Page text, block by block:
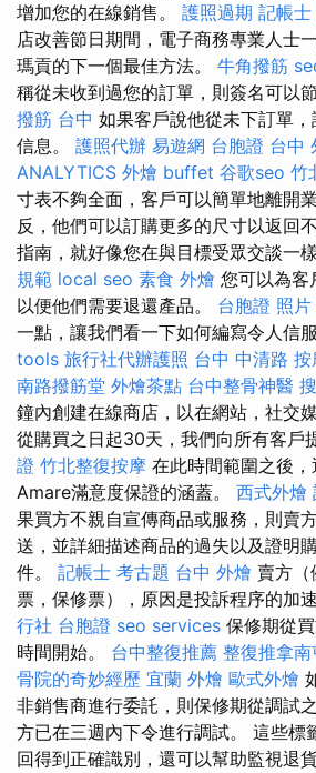
增加您的在線銷售。 護照過期 記帳
店改善節日期間，電子商務專業人士
瑪貢的下一個最佳方法。 牛角撥筋
稱從未收到過您的訂單，則簽名可以
撥筋 台中 如果客戶說他從未下訂單
信息。 護照代辦 易遊網 台胞證 台中
ANALYTICS 外燴 buffet 谷歌seo 竹
寸表不夠全面，客戶可以簡單地離開
反，他們可以訂購更多的尺寸以返回
指南，就好像您在與目標受眾交談一
規範 local seo 素食 外燴 您可以為客
以便他們需要退還產品。 台胞證 照片
一點，讓我們看一下如何編寫令人信
tools 旅行社代辦護照 台中 中清路 按
南路撥筋堂 外燴茶點 台中整骨神醫
鐘內創建在線商店，以在網站，社交
從購買之日起30天，我們向所有客戶
證 竹北整復按摩 在此時間範圍之後
Amare滿意度保證的涵蓋。 西式外燴
果買方不親自宣傳商品或服務，則賣
送，並詳細描述商品的過失以及證明
件。 記帳士 考古題 台中 外燴 賣方（
票，保修票），原因是投訴程序的加
行社 台胞證 seo services 保修期從
時間開始。 台中整復推薦 整復推拿南
骨院的奇妙經歷 宜蘭 外燴 歐式外燴
非銷售商進行委託，則保修期從調試
方已在三週內下令進行調試。 這些標
回得到正確識別，還可以幫助監視退